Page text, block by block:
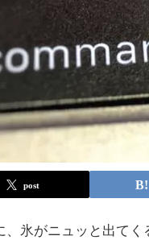
post
氷がニュッと出てく